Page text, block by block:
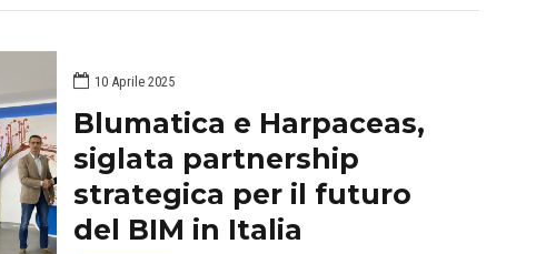
10 Aprile 2025
Blumatica e Harpaceas,
siglata partnership
strategica per il futuro
del BIM in Italia